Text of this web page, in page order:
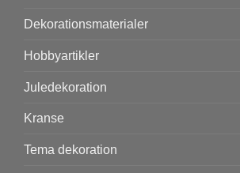
Dekorationsmaterialer
Hobbyartikler
Juledekoration
Kranse
Tema dekoration